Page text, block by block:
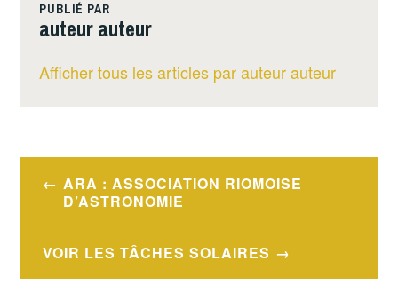
PUBLIÉ PAR
auteur auteur
Afficher tous les articles par auteur auteur
Navigation
l’article
ARA : ASSOCIATION RIOMOISE
D’ASTRONOMIE
VOIR LES TÂCHES SOLAIRES